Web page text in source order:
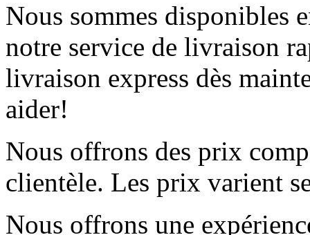
Nous sommes disponibles
notre service de livraison
livraison express dès
aider!
Nous offrons des prix
clientèle. Les prix varient
Nous offrons une